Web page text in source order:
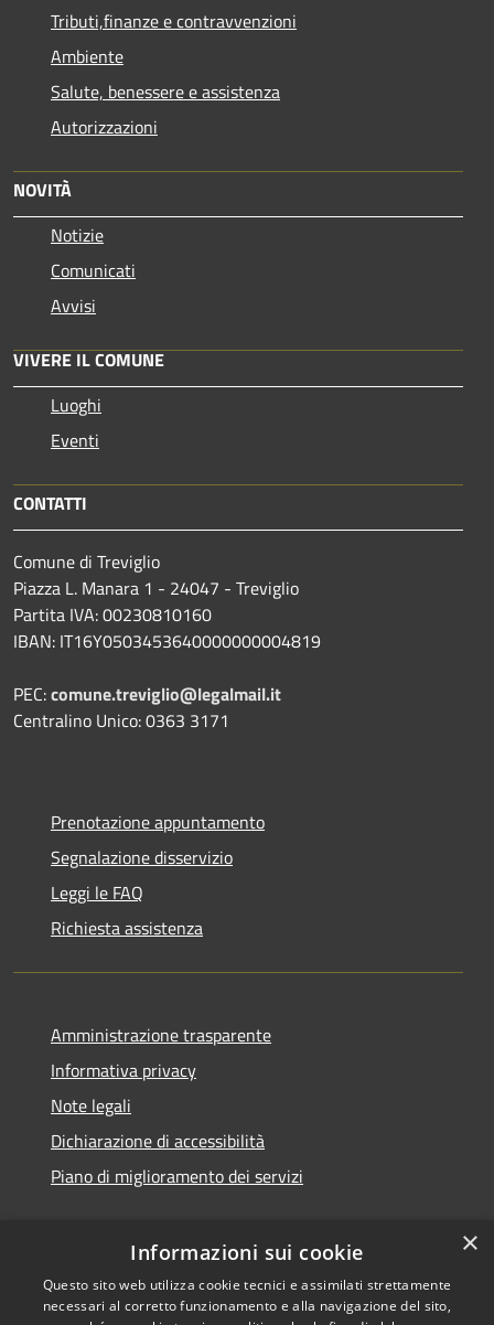
Tributi,finanze e contravvenzioni
Ambiente
Salute, benessere e assistenza
Autorizzazioni
NOVITÀ
Notizie
Comunicati
Avvisi
VIVERE IL COMUNE
Luoghi
Eventi
CONTATTI
Comune di Treviglio
Piazza L. Manara 1 - 24047 - Treviglio
Partita IVA: 00230810160
IBAN: IT16Y0503453640000000004819
PEC:comune.treviglio@legalmail.it
Centralino Unico: 0363 3171
Prenotazione appuntamento
Segnalazione disservizio
Leggi le FAQ
Richiesta assistenza
Amministrazione trasparente
Informativa privacy
Note legali
Dichiarazione di accessibilità
Piano di miglioramento dei servizi
RSS
Accessibilità
Copyright © 2026 • Comune di
Treviglio • Powered by
×
Informazioni sui cookie
Questo sito web utilizza cookie tecnici e assimilati strettamente
necessari al corretto funzionamento e alla navigazione del sito,